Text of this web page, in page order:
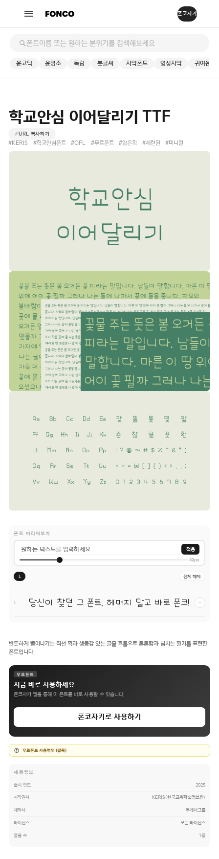
윤고딕 윤명조 독립 붓글씨 자막폰트 영상자막 귀여운
학교안심 이어달리기 TTF
URL 복사하기
#KERIS #학교안심폰트 #OFL #무료폰트 #얇은획 #세련된 #미니멀
폰트 미리써보기
적용
40px
L 전체 해제
당신이 찾던 그 폰트, 헤매지 말고 바로 폰코! −
반듯하게 뻗어나가는 직선 획과 생동감 있는 글줄 흐름으로 튼튼함과 넘치는 활기를 표현한
폰트입니다.
무료폰트
지금 바로 사용하세요
폰코자키 앱을 통해 이 폰트를 바로 사용할 수 있습니다.
폰코자키로 사용하기
무료폰트 사용범위 (필독)
제품정보
출시 연도 2025
저작권사 KERIS(한국교육학술정보원)
제작사 투게더그룹
라이선스 모든 라이선스
글꼴 수 1종